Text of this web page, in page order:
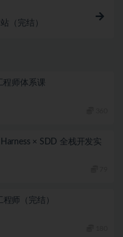
（完结）
程师体系课
× SDD 全栈开发实
师（完结）